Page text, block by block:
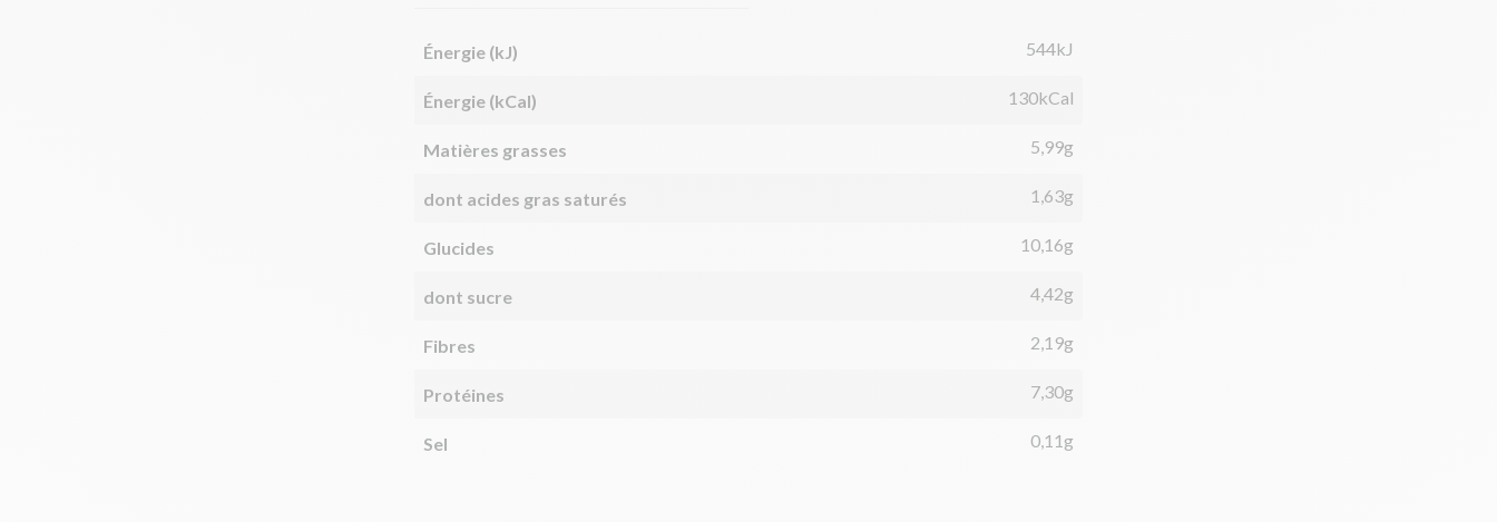
Énergie (kJ) 544kJ
Énergie (kCal) 130kCal
Matières grasses 5,99g
dont acides gras saturés 1,63g
Glucides 10,16g
dont sucre 4,42g
Fibres 2,19g
Protéines 7,30g
Sel 0,11g